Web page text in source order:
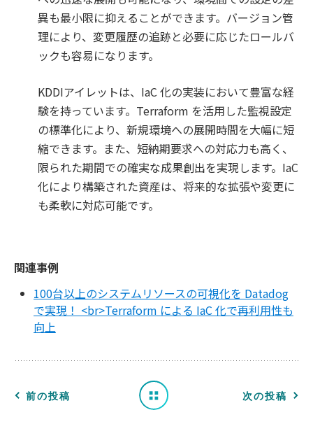
異も最小限に抑えることができます。バージョン管
理により、変更履歴の追跡と必要に応じたロールバ
ックも容易になります。
KDDIアイレットは、IaC 化の実装において豊富な経
験を持っています。Terraform を活用した監視設定
の標準化により、新規環境への展開時間を大幅に短
縮できます。また、短納期要求への対応力も高く、
限られた期間での確実な成果創出を実現します。IaC
化により構築された資産は、将来的な拡張や変更に
も柔軟に対応可能です。
関連事例
100台以上のシステムリソースの可視化を Datadog
で実現！ <br>Terraform による IaC 化で再利用性も
向上
前の投稿
覧
へ 次の投稿